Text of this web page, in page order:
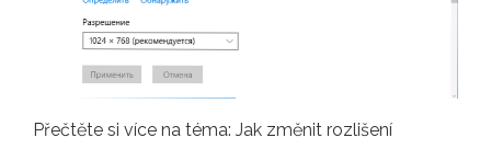
Přečtěte si více na téma: Jak změnit rozlišení